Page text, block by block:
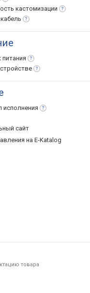
кастомизации
кабель
питания
исполнения
сайт
на E-Katalog
товара